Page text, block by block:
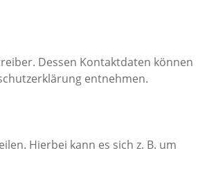
Dessen Kontaktdaten können
entnehmen.
Hierbei kann es sich z. B. um